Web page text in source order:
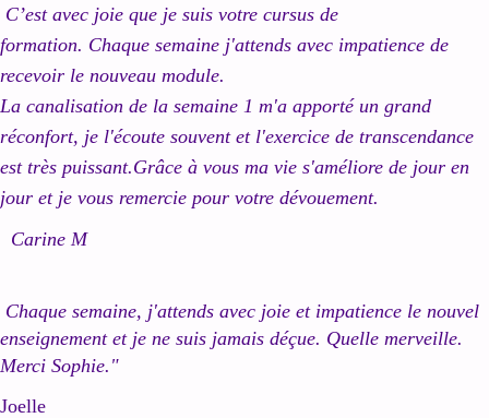
C’est avec joie que je suis votre cursus de
formation. Chaque semaine j'attends avec impatience de
recevoir le nouveau module.
La canalisation de la semaine 1 m'a apporté un grand
réconfort, je l'écoute souvent et l'exercice de transcendance
est très puissant.Grâce à vous ma vie s'améliore de jour en
jour et je vous remercie pour votre dévouement.
Carine M
Chaque semaine, j'attends avec joie et impatience le nouvel
enseignement et je ne suis jamais déçue. Quelle merveille.
Merci Sophie."
Joelle